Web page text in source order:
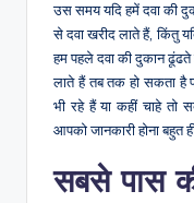
उस समय यदि हमें दवा की
से दवा खरीद लाते हैं, किंतु
हम पहले दवा की दुकान
लाते हैं तब तक हो सकता है
भी रहे हैं या कहीं चाहे तो
आपको जानकारी होना बहुत
सबसे पास